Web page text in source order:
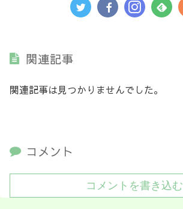
関連記事
関連記事は見つかりませんでした。
コメント
コメントを書き込む